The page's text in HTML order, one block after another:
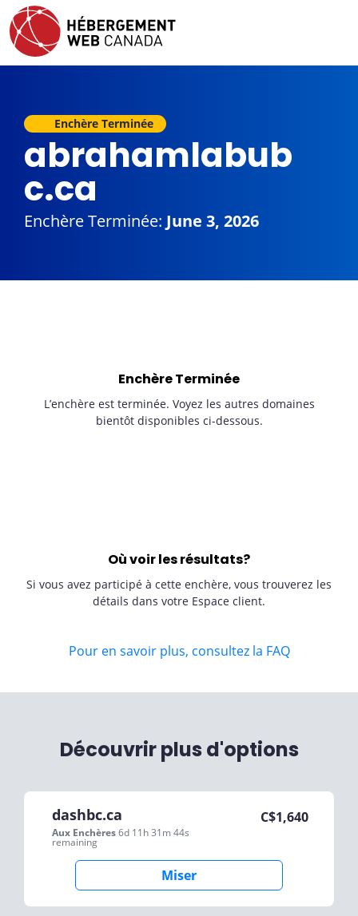
Enchère Terminée
abrahamlabub
c.ca
Enchère Terminée: June 3, 2026
Enchère Terminée
L’enchère est terminée. Voyez les autres domaines
bientôt disponibles ci-dessous.
Où voir les résultats?
Si vous avez participé à cette enchère, vous trouverez les
détails dans votre Espace client.
Pour en savoir plus, consultez la FAQ
Découvrir plus d'options
dashbc.ca
Aux Enchères6d 11h 31m 44s
remaining
C$1,640
Miser